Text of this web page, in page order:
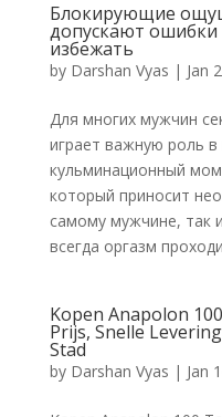
Блокирующие
допускают ошибки
избежать
by Darshan Vyas | Jan
Для многих мужчин
играет важную роль
кульминационный
который приносит
самому мужчине, так
всегда оргазм
Kopen Anapolon
Prijs, Snelle
Stad
by Darshan Vyas | Jan